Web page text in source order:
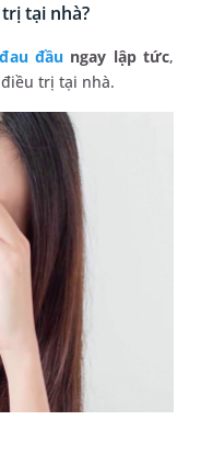
tại nhà?
đau đầungay lập tức,
trị tại nhà.